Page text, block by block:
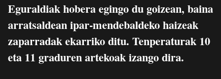
Eguraldiak hobera egingo du goizean, baina
arratsaldean ipar-mendebaldeko haizeak
zaparradak ekarriko ditu. Tenperaturak 10
eta 11 graduren artekoak izango dira.